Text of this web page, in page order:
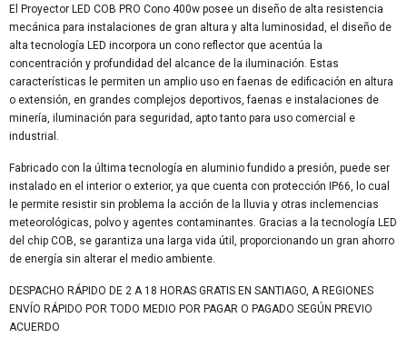
El Proyector LED COB PRO Cono 400w posee un diseño de alta resistencia
mecánica para instalaciones de gran altura y alta luminosidad, el diseño de
alta tecnología LED incorpora un cono reflector que acentúa la
concentración y profundidad del alcance de la iluminación. Estas
características le permiten un amplio uso en faenas de edificación en altura
o extensión, en grandes complejos deportivos, faenas e instalaciones de
minería, iluminación para seguridad, apto tanto para uso comercial e
industrial.
Fabricado con la última tecnología en aluminio fundido a presión, puede ser
instalado en el interior o exterior, ya que cuenta con protección IP66, lo cual
le permite resistir sin problema la acción de la lluvia y otras inclemencias
meteorológicas, polvo y agentes contaminantes. Gracias a la tecnología LED
del chip COB, se garantiza una larga vida útil, proporcionando un gran ahorro
de energía sin alterar el medio ambiente.
DESPACHO RÁPIDO DE 2 A 18 HORAS GRATIS EN SANTIAGO, A REGIONES
ENVÍO RÁPIDO POR TODO MEDIO POR PAGAR O PAGADO SEGÚN PREVIO
ACUERDO